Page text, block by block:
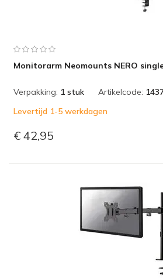
Monitorarm Neomounts NERO
Verpakking: 1 stuk Artikelcode:
Levertijd 1-5 werkdagen
€ 42,95